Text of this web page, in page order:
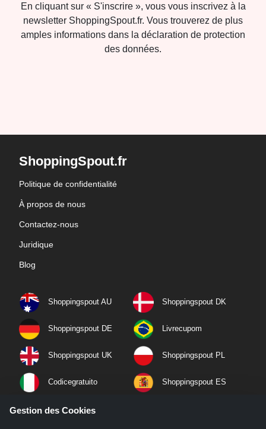
En cliquant sur « S'inscrire », vous vous inscrivez à la
newsletter ShoppingSpout.fr. Vous trouverez de plus
amples informations dans la déclaration de protection
des données.
ShoppingSpout.fr
Politique de confidentialité
À propos de nous
Contactez-nous
Juridique
Blog
Shoppingspout AU Shoppingspout DK
Shoppingspout DE Livrecupom
Shoppingspout UK Shoppingspout PL
Codicegratuito Shoppingspout ES
Shoppingspout NL
Gestion des Cookies